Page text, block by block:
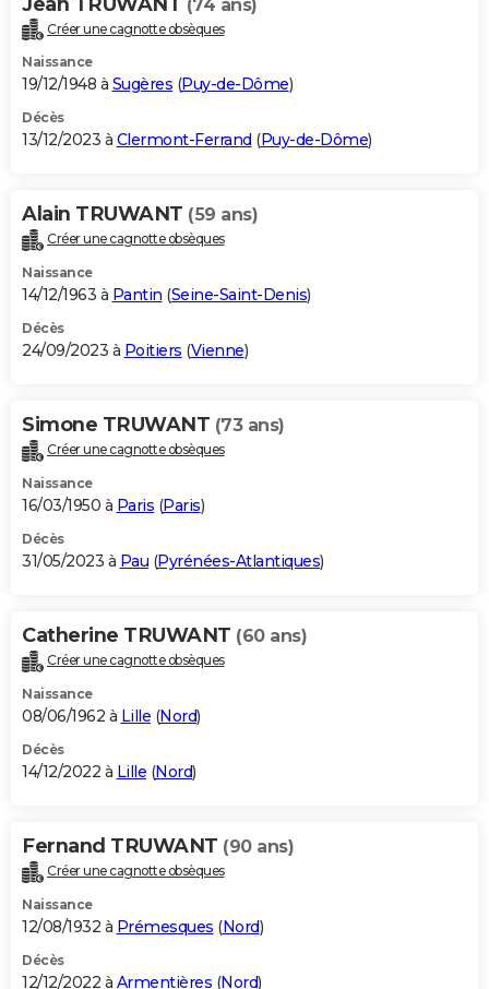
(74 ans)
Créer une cagnotte obsèques
Naissance
19/12/1948 à Sugères (Puy-de-Dôme)
Décès
13/12/2023 à Clermont-Ferrand (Puy-de-Dôme)
Alain TRUWANT (59 ans)
Créer une cagnotte obsèques
Naissance
14/12/1963 à Pantin (Seine-Saint-Denis)
Décès
24/09/2023 à Poitiers (Vienne)
Simone TRUWANT (73 ans)
Créer une cagnotte obsèques
Naissance
16/03/1950 à Paris (Paris)
Décès
31/05/2023 à Pau (Pyrénées-Atlantiques)
Catherine TRUWANT (60 ans)
Créer une cagnotte obsèques
Naissance
08/06/1962 à Lille (Nord)
Décès
14/12/2022 à Lille (Nord)
Fernand TRUWANT (90 ans)
Créer une cagnotte obsèques
Naissance
12/08/1932 à Prémesques (Nord)
Décès
12/12/2022 à Armentières (Nord)